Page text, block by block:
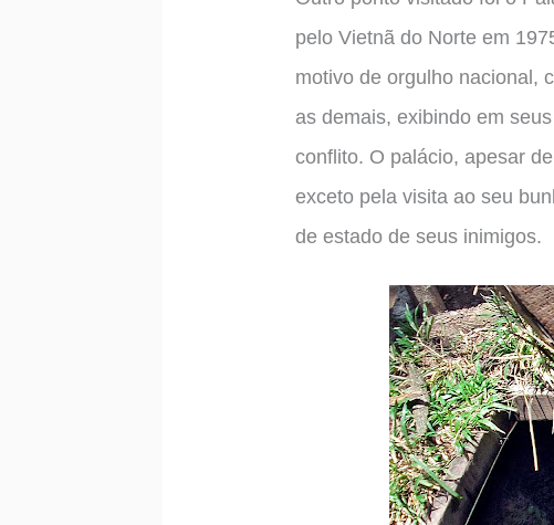
pelo Vietnã do Norte em
motivo de orgulho nacional,
as demais, exibindo em
conflito. O palácio, apesar
exceto pela visita ao seu
de estado de seus inimigos.